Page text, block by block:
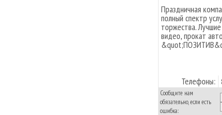
Праздничная
полный спектр
торжества.
видео, прокат
Телефоны:
Сообщите нам
обязательно, если есть
ошибка: